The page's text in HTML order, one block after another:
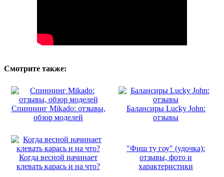
Смотрите также:
Спиннинг Mikado: отзывы,
обзор моделей
Балансиры Lucky John:
отзывы
Когда весной начинает
клевать карась и на что?
"Фиш ту гоу" (удочка):
отзывы, фото и
характеристики